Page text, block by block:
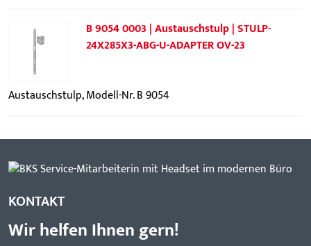
B 9054 0003 | Austauschstulp | STULP-
24X285X3-ABG-U-ADAPTER OV-23
Austauschstulp, Modell-Nr. B 9054
KONTAKT
Wir helfen Ihnen gern!